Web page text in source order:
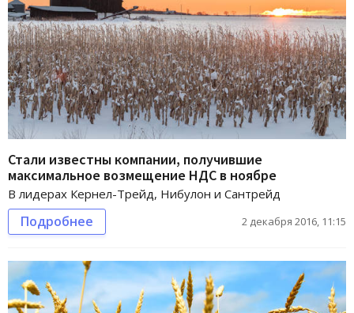
Стали известны компании, получившие
максимальное возмещение НДС в ноябре
В лидерах Кернел-Трейд, Нибулон и Сантрейд
Подробнее 2 декабря 2016, 11:15